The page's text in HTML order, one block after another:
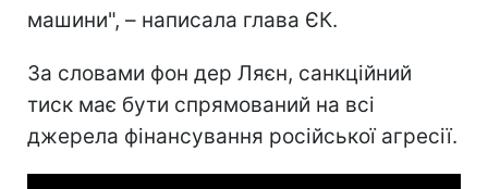
машини", – написала глава ЄК.
За словами фон дер Ляєн, санкційний
тиск має бути спрямований на всі
джерела фінансування російської агресії.